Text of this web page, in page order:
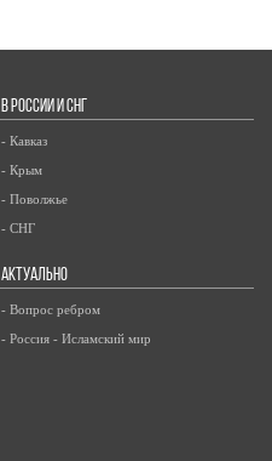
В РОССИИ И СНГ
- Кавказ
- Крым
- Поволжье
- СНГ
АКТУАЛЬНО
- Вопрос ребром
- Россия - Исламский мир